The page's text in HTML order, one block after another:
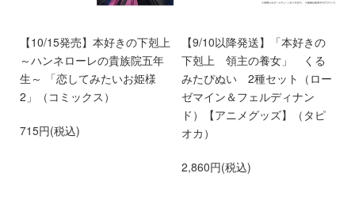
【10/15発売】本好きの下剋上
～ハンネローレの貴族院五年
生～ 「恋してみたいお姫様
2」（コミックス）
715円(税込)
【9/10以降発送】「本好きの
下剋上 領主の養女」 くる
みたぴぬい 2種セット（ロー
ゼマイン＆フェルディナン
ド）【アニメグッズ】（タピ
オカ）
2,860円(税込)